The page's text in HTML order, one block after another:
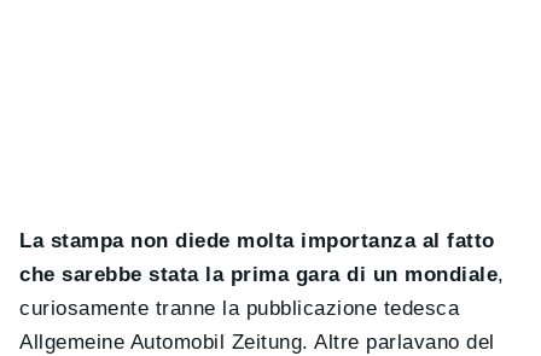
La stampa non diede molta importanza al fatto
che sarebbe stata la prima gara di un mondiale,
curiosamente tranne la pubblicazione tedesca
Allgemeine Automobil Zeitung. Altre parlavano del